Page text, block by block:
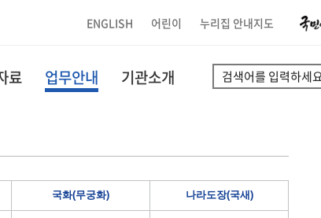
ENGLISH 어린이 누리집 안내지도
료 업무안내 기관소개
국화(무궁화) 나라도장(국새)